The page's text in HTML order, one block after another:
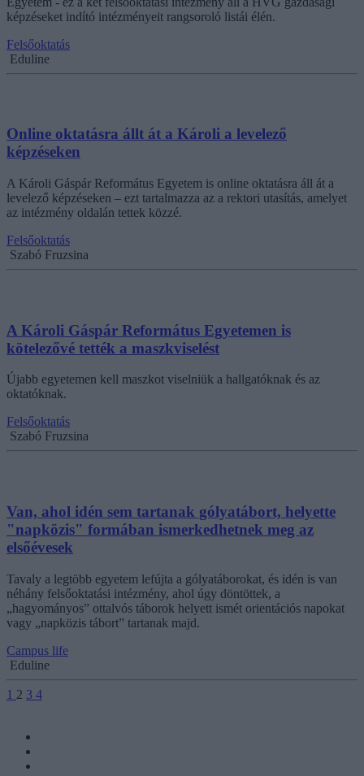
képzéseket indító intézményeit rangsoroló listái élén.
Felsőoktatás
Eduline
Online oktatásra állt át a Károli a levelező
képzéseken
A Károli Gáspár Református Egyetem is online oktatásra áll át a
levelező képzéseken – ezt tartalmazza az a rektori utasítás, amelyet
az intézmény oldalán tettek közzé.
Felsőoktatás
Szabó Fruzsina
A Károli Gáspár Református Egyetemen is
kötelezővé tették a maszkviselést
Újabb egyetemen kell maszkot viselniük a hallgatóknak és az
oktatóknak.
Felsőoktatás
Szabó Fruzsina
Van, ahol idén sem tartanak gólyatábort, helyette
"napközis" formában ismerkedhetnek meg az
elsőévesek
Tavaly a legtöbb egyetem lefújta a gólyatáborokat, és idén is van
néhány felsőoktatási intézmény, ahol úgy döntöttek, a
„hagyományos” ottalvós táborok helyett ismét orientációs napokat
vagy „napközis tábort” tartanak majd.
Campus life
Eduline
1 2 3 4